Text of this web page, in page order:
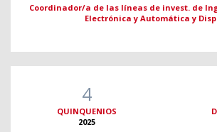
Coordinador/a de las líneas de invest. de
Electrónica y Automática y
4
QUINQUENIOS
2025